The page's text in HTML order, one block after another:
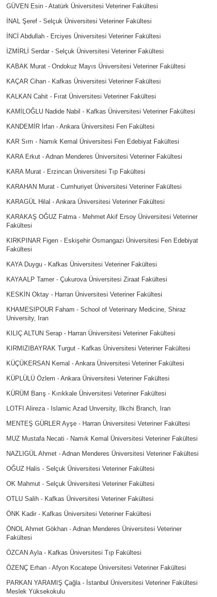
GÜVEN Esin - Atatürk Üniversitesi Veteriner Fakültesi
İNAL Şeref - Selçuk Üniversitesi Veteriner Fakültesi
İNCİ Abdullah - Erciyes Üniversitesi Veteriner Fakültesi
İZMİRLİ Serdar - Selçuk Üniversitesi Veteriner Fakültesi
KABAK Murat - Ondokuz Mayıs Üniversitesi Veteriner Fakültesi
KAÇAR Cihan - Kafkas Üniversitesi Veteriner Fakültesi
KALKAN Cahit - Fırat Üniversitesi Veteriner Fakültesi
KAMİLOĞLU Nadide Nabil - Kafkas Üniversitesi Veteriner Fakültesi
KANDEMİR İrfan - Ankara Üniversitesi Fen Fakültesi
KAR Sırrı - Namık Kemal Üniversitesi Fen Edebiyat Fakültesi
KARA Erkut - Adnan Menderes Üniversitesi Veteriner Fakültesi
KARA Murat - Erzincan Üniversitesi Tıp Fakültesi
KARAHAN Murat - Cumhuriyet Üniversitesi Veteriner Fakültesi
KARAGÜL Hilal - Ankara Üniversitesi Veteriner Fakültesi
KARAKAŞ OĞUZ Fatma - Mehmet Akif Ersoy Üniversitesi Veteriner
Fakültesi
KIRKPINAR Figen - Eskişehir Osmangazi Üniversitesi Fen Edebiyat
Fakültesi
KAYA Duygu - Kafkas Üniversitesi Veteriner Fakültesi
KAYAALP Tamer - Çukurova Üniversitesi Ziraat Fakültesi
KESKİN Oktay - Harran Üniversitesi Veteriner Fakültesi
KHAMESIPOUR Faham - School of Veterinary Medicine, Shiraz
University, Iran
KILIÇ ALTUN Serap - Harran Üniversitesi Veteriner Fakültesi
KIRMIZIBAYRAK Turgut - Kafkas Üniversitesi Veteriner Fakültesi
KÜÇÜKERSAN Kemal - Ankara Üniversitesi Veteriner Fakültesi
KÜPLÜLÜ Özlem - Ankara Üniversitesi Veteriner Fakültesi
KÜRÜM Barış - Kırıkkale Üniversitesi Veteriner Fakültesi
LOTFI Alireza - Islamic Azad Unversity, Ilkchi Branch, Iran
MENTEŞ GÜRLER Ayşe - Harran Üniversitesi Veteriner Fakültesi
MUZ Mustafa Necati - Namık Kemal Üniversitesi Veteriner Fakültesi
NAZLIGÜL Ahmet - Adnan Menderes Üniversitesi Veteriner Fakültesi
OĞUZ Halis - Selçuk Üniversitesi Veteriner Fakültesi
OK Mahmut - Selçuk Üniversitesi Veteriner Fakültesi
OTLU Salih - Kafkas Üniversitesi Veteriner Fakültesi
ÖNK Kadir - Kafkas Üniversitesi Veteriner Fakültesi
ÖNOL Ahmet Gökhan - Adnan Menderes Üniversitesi Veteriner
Fakültesi
ÖZCAN Ayla - Kafkas Üniversitesi Tıp Fakültesi
ÖZENÇ Erhan - Afyon Kocatepe Üniversitesi Veteriner Fakültesi
PARKAN YARAMIŞ Çağla - İstanbul Üniversitesi Veteriner Fakültesi
Meslek Yüksekokulu